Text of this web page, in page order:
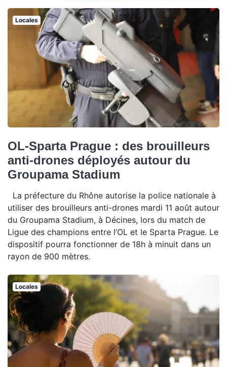
Locales
OL-Sparta Prague : des brouilleurs
anti-drones déployés autour du
Groupama Stadium
La préfecture du Rhône autorise la police nationale à
utiliser des brouilleurs anti-drones mardi 11 août autour
du Groupama Stadium, à Décines, lors du match de
Ligue des champions entre l’OL et le Sparta Prague. Le
dispositif pourra fonctionner de 18h à minuit dans un
rayon de 900 mètres.
Locales